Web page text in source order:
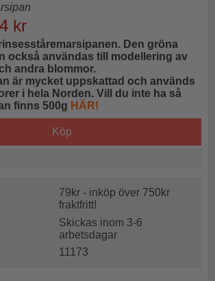
kr
Den gröna
också användas till modellering av
andra blommor.
är mycket uppskattad och används
i hela Norden. Vill du inte ha så
finns 500g HÄR!
Köp
79kr - inköp över 750kr
fraktfritt!
Skickas inom 3-6
arbetsdagar
11173